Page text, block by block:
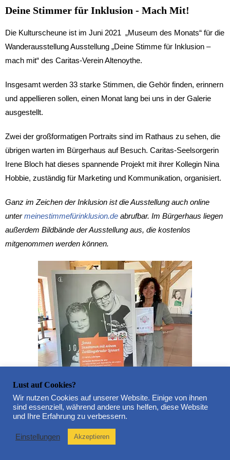
Deine Stimmer für Inklusion - Mach Mit!
Die Kulturscheune ist im Juni 2021 „Museum des Monats“ für die
Wanderausstellung Ausstellung „Deine Stimme für Inklusion –
mach mit“ des Caritas-Verein Altenoythe.
Insgesamt werden 33 starke Stimmen, die Gehör finden, erinnern
und appellieren sollen, einen Monat lang bei uns in der Galerie
ausgestellt.
Zwei der großformatigen Portraits sind im Rathaus zu sehen, die
übrigen warten im Bürgerhaus auf Besuch. Caritas-Seelsorgerin
Irene Bloch hat dieses spannende Projekt mit ihrer Kollegin Nina
Hobbie, zuständig für Marketing und Kommunikation, organisiert.
Ganz im Zeichen der Inklusion ist die Ausstellung auch online
untermeinestimmefürinklusion.de abrufbar. Im Bürgerhaus liegen
außerdem Bildbände der Ausstellung aus, die kostenlos
mitgenommen werden können.
Lust auf Cookies?
Wir nutzen Cookies auf unserer Website. Einige von ihnen
sind essenziell, während andere uns helfen, diese Website
und Ihre Erfahrung zu verbessern.
Einstellungen Akzeptieren